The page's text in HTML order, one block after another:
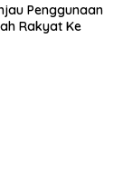
Penggunaan
Rakyat Ke